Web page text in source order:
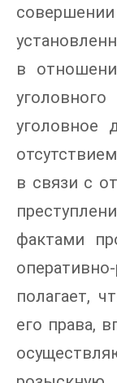
совершении
в
уголовное
в связи с
фактами
полагает,
его права,